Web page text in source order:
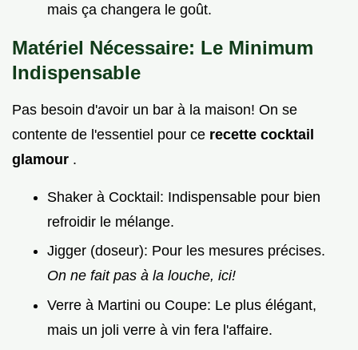
mais ça changera le goût.
Matériel Nécessaire: Le Minimum
Indispensable
Pas besoin d'avoir un bar à la maison! On se
contente de l'essentiel pour ce recette cocktail
glamour .
Shaker à Cocktail: Indispensable pour bien
refroidir le mélange.
Jigger (doseur): Pour les mesures précises.
On ne fait pas à la louche, ici!
Verre à Martini ou Coupe: Le plus élégant,
mais un joli verre à vin fera l'affaire.